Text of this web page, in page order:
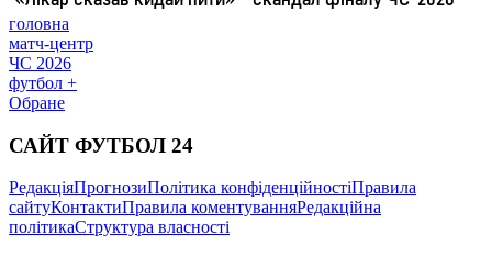
головна
матч-центр
ЧС 2026
футбол +
Обране
САЙТ ФУТБОЛ 24
РедакціяПрогнозиПолітика конфіденційностіПравила
сайтуКонтактиПравила коментуванняРедакційна
політикаСтруктура власності